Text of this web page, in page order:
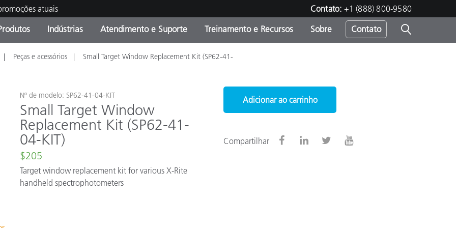
atuais Contato: +1 (888) 800-9580
de Produtos
Produtos fora de linha -
Online Store
Indústrias
e Revestimentos
OEM Display & Printer
Produtos Embalados
Food Color Measurement
Atendimento e Suporte
de Manutenção Contate nossa equipe
Treinamento e Recursos
Experience Center
Consultas e Auditorias
Principais Downloads
Sobre Contato
Peças e acessórios
Small Target Window Replacement Kit (SP62-41-
Nº de modelo: SP62-41-04-KIT
Small Target Window
Replacement Kit (SP62-41-
04-KIT)
$205
Target window replacement kit for various X-Rite
handheld spectrophotometers
Adicionar ao carrinho
Compartilhar